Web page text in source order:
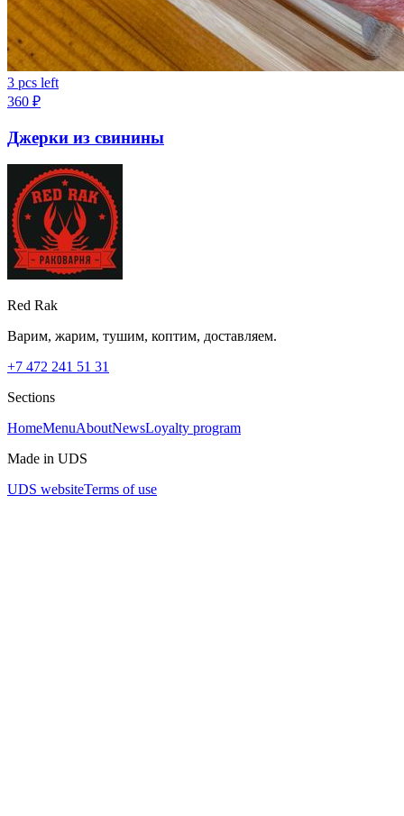
3 pcs left
360 ₽
Джерки из свинины
Red Rak
Варим, жарим, тушим, коптим, доставляем.
+7 472 241 51 31
Sections
HomeMenuAboutNewsLoyalty program
Made in UDS
UDS websiteTerms of use